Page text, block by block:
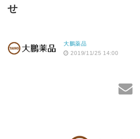
せ
大鵬薬品
2019/11/25 14:00